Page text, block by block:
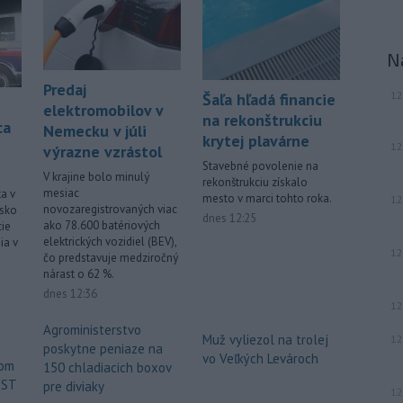
18:06 -
Vo štvrtok (6. 8.) má byť na
území Slovenska opäť horúco.
okresy na západnom a južnom
Slovensku a niektoré okresy v strede
a na východe krajiny vydal Slovenský
hydrometeorologický ústav (SHMÚ)
výstrahy tretieho stupňa pred
vysokými teplotami.
v
v
Predaj
elektromobilov v
Nemecku v júli
výrazne vzrástol
V krajine bolo minulý
mesiac
novozaregistrovaných viac
ako 78.600 batériových
elektrických vozidiel (BEV),
čo predstavuje medziročný
nárast o 62 %.
dnes 12:36
Agroministerstvo
poskytne peniaze na
150 chladiacich boxov
pre diviaky
Šaľa hľadá financie
na rekonštrukciu
krytej plavárne
Stavebné povolenie na
rekonštrukciu získalo
mesto v marci tohto roka.
dnes 12:25
Muž vyliezol na trolej
vo Veľkých Levároch